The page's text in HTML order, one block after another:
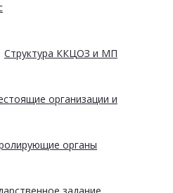
Структура ККЦОЗ и МП
организации и
органы